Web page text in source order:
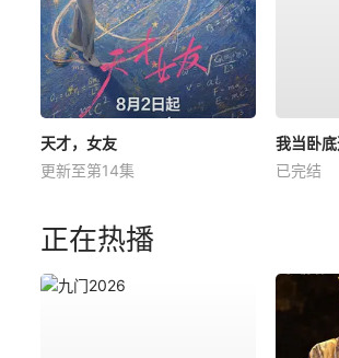
天才，女友
更新至第14集
我当卧
已完结
正在热播